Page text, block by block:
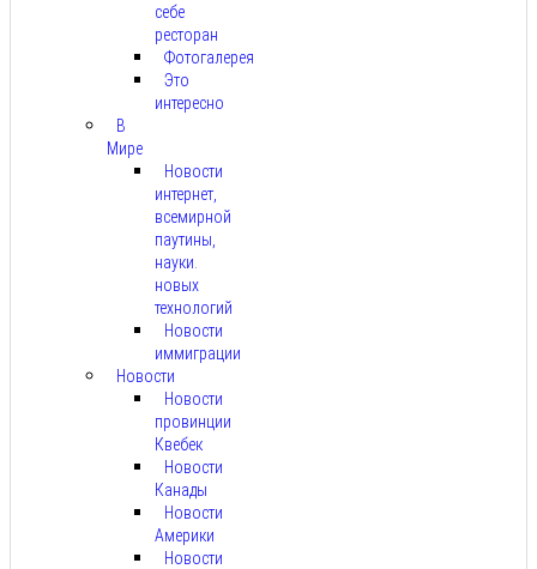
себе
ресторан
Фотогалерея
Это
интересно
В
Мире
Новости
интернет,
всемирной
паутины,
науки.
новых
технологий
Новости
иммиграции
Новости
Новости
провинции
Квебек
Новости
Канады
Новости
Америки
Новости